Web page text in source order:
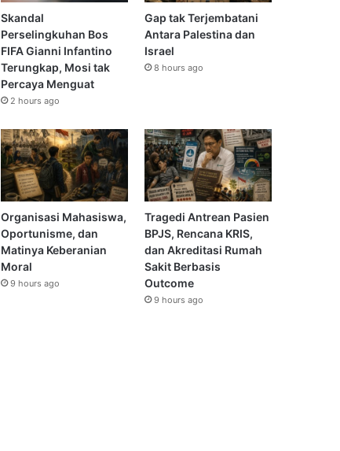
Skandal
Perselingkuhan Bos
FIFA Gianni Infantino
Terungkap, Mosi tak
Percaya Menguat
2 hours ago
Gap tak Terjembatani
Antara Palestina dan
Israel
8 hours ago
Organisasi Mahasiswa,
Oportunisme, dan
Matinya Keberanian
Moral
9 hours ago
Tragedi Antrean Pasien
BPJS, Rencana KRIS,
dan Akreditasi Rumah
Sakit Berbasis
Outcome
9 hours ago